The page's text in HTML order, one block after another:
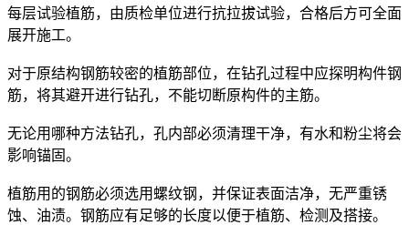
每层试验植筋，由质检单位进行抗拉拔试验，合格后方可全面
展开施工。
对于原结构钢筋较密的植筋部位，在钻孔过程中应探明构件钢
筋，将其避开进行钻孔，不能切断原构件的主筋。
无论用哪种方法钻孔，孔内部必须清理干净，有水和粉尘将会
影响锚固。
植筋用的钢筋必须选用螺纹钢，并保证表面洁净，无严重锈
蚀、油渍。钢筋应有足够的长度以便于植筋、检测及搭接。